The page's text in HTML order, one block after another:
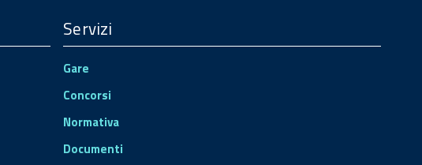
Servizi
Gare
Concorsi
Normativa
Documenti